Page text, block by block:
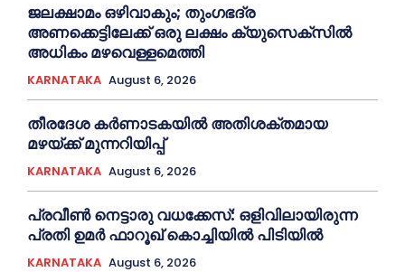
ജലക്ഷാമം ഒഴിവാകും; തുംഗഭദ്ര
അണക്കെട്ടിലേക്ക് ഒരു ലക്ഷം ക്യുസെക്സില്‍
അധികം മഴവെള്ളമെത്തി
KARNATAKA August 6, 2026
തീരദേശ കർണാടകയിൽ അതിശക്തമായ
മഴയ്ക്ക് മുന്നറിയിപ്പ്
KARNATAKA August 6, 2026
പ്രവീണ്‍ നെട്ടാരു വധക്കേസ്: ഒളിവിലായിരുന്ന
പ്രതി ഉമര്‍ ഫാറൂഖ് കൊച്ചിയില്‍ പിടിയില്‍
KARNATAKA August 6, 2026